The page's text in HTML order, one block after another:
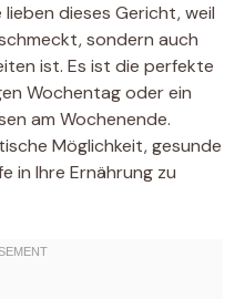
dieses Gericht, weil
sondern auch
ist. Es ist die perfekte
Wochentag oder ein
am Wochenende.
Möglichkeit, gesunde
in Ihre Ernährung zu